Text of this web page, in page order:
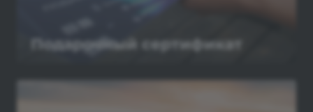
Подарочный сертификат